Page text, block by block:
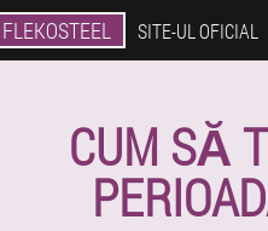
FLEKOSTEEL SITE-UL OFICIAL
CUM SĂ